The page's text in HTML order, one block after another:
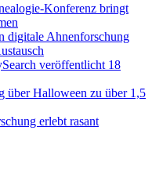
Konferenz bringt
digitale Ahnenforschung
veröffentlicht 18
über Halloween zu über 1,5
erlebt rasant